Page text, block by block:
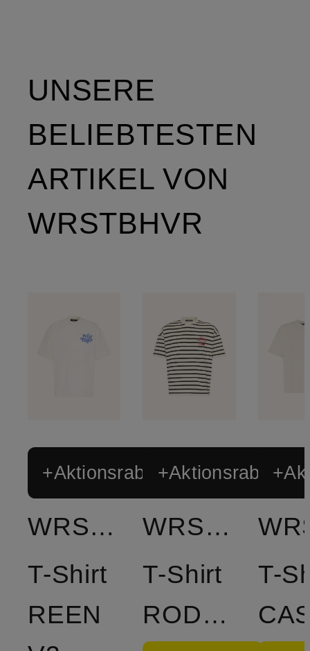
UNSERE
BELIEBTESTEN
ARTIKEL VON
WRSTBHVR
+Aktionsrabatt
WRSTBHVR
T-Shirt
REEN
+Aktionsrabatt
WRSTBHVR
T-Shirt
RODOLFO
T-